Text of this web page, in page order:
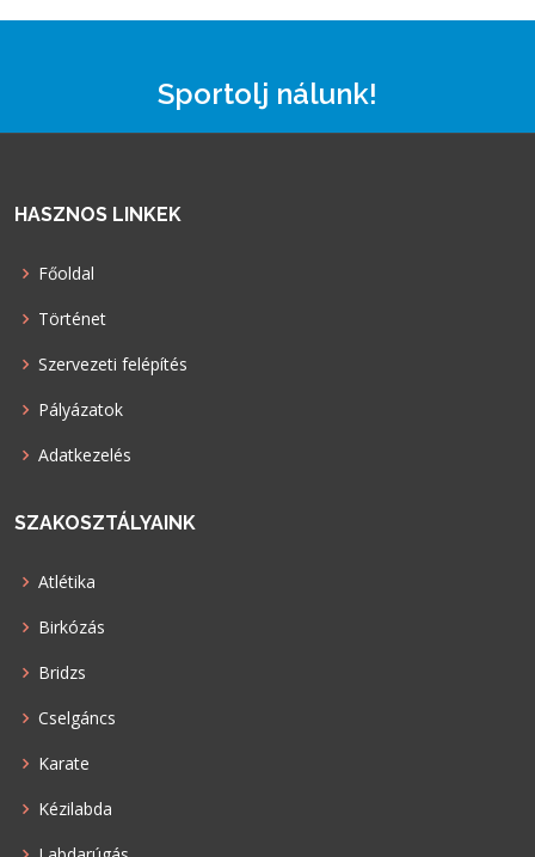
Sportolj nálunk!
HASZNOS LINKEK
Főoldal
Történet
Szervezeti felépítés
Pályázatok
Adatkezelés
SZAKOSZTÁLYAINK
Atlétika
Birkózás
Bridzs
Cselgáncs
Karate
Kézilabda